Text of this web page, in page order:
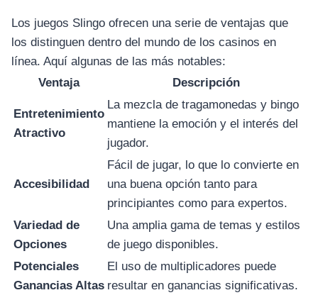
Los juegos Slingo ofrecen una serie de ventajas que
los distinguen dentro del mundo de los casinos en
línea. Aquí algunas de las más notables:
Ventaja
Descripción
Entretenimiento
Atractivo
La mezcla de tragamonedas y bingo
mantiene la emoción y el interés del
jugador.
Accesibilidad
Fácil de jugar, lo que lo convierte en
una buena opción tanto para
principiantes como para expertos.
Variedad de
Opciones
Una amplia gama de temas y estilos
de juego disponibles.
Potenciales
Ganancias Altas
El uso de multiplicadores puede
resultar en ganancias significativas.